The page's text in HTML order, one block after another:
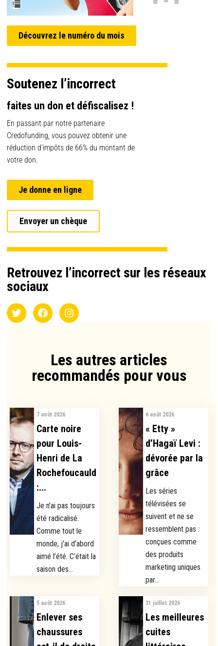
Découvrez le numéro du mois
Soutenez l’incorrect
faites un don et défiscalisez !
En passant par notre partenaire
Credofunding, vous pouvez obtenir une
réduction d’impôts de 66% du montant de
votre don.
Je donne en ligne
Envoyer un chèque
Retrouvez l’incorrect sur les réseaux
sociaux
Les autres articles
recommandés pour vous​
7 août 2026
Carte noire
pour Louis-
Henri de La
Rochefoucauld
:...
Je n’ai pas toujours
été radicalisé.
Comme tout le
monde, j’ai d’abord
aimé l’été. C’était la
saison des...
6 août 2026
« Etty »
d’Hagaï Levi :
dévorée par la
grâce
Les séries
télévisées se
suivent et ne se
ressemblent pas :
conçues comme
des produits
marketing uniques
par...
5 août 2026
Enlever ses
chaussures
31 juillet 2026
Les meilleures
cuites